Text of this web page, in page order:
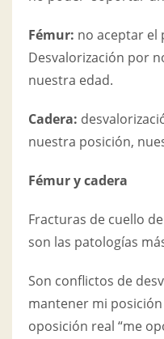
Fémur: no aceptar el
Desvalorización por
nuestra edad.
Cadera:
nuestra posición,
Fémur y cadera
Fracturas de cuello
son las patologías
Son conflictos de
mantener mi
oposición real “me